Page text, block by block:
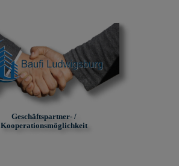
Geschäftspartner- /
Kooperationsmöglichkeit